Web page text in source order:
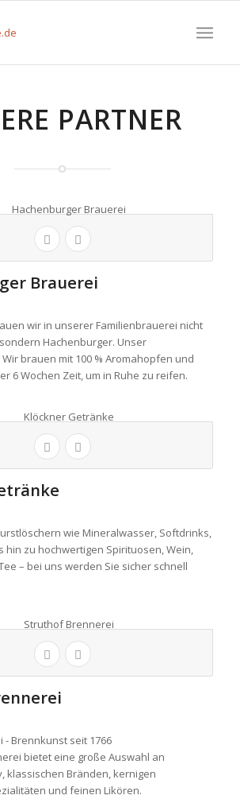
PARTNER
Brauerei
wir in unserer Familienbrauerei nicht
Hachenburger. Unser
brauen mit 100 % Aromahopfen und
6 Wochen Zeit, um in Ruhe zu reifen.
wie Mineralwasser, Softdrinks,
hin zu hochwertigen Spirituosen, Wein,
– bei uns werden Sie sicher schnell
Brennkunst seit 1766
bietet eine große Auswahl an
klassischen Bränden, kernigen
und feinen Likören.